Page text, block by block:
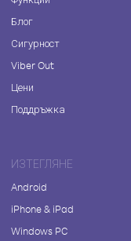
Блог
Сигурност
Viber Out
Цени
Поддръжка
ИЗТЕГЛЯНЕ
Android
iPhone & iPad
Windows PC